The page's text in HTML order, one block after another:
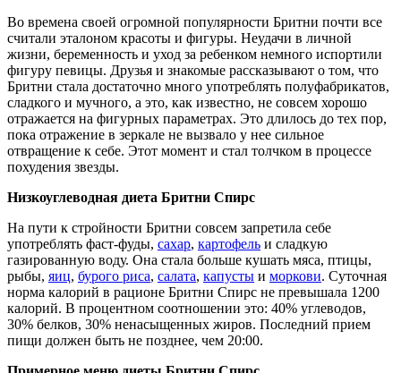
Во времена своей огромной популярности Бритни почти все
считали эталоном красоты и фигуры. Неудачи в личной
жизни, беременность и уход за ребенком немного испортили
фигуру певицы. Друзья и знакомые рассказывают о том, что
Бритни стала достаточно много употреблять полуфабрикатов,
сладкого и мучного, а это, как известно, не совсем хорошо
отражается на фигурных параметрах. Это длилось до тех пор,
пока отражение в зеркале не вызвало у нее сильное
отвращение к себе. Этот момент и стал толчком в процессе
похудения звезды.
Низкоуглеводная диета Бритни Спирс
На пути к стройности Бритни совсем запретила себе
употреблять фаст-фуды, сахар, картофель и сладкую
газированную воду. Она стала больше кушать мяса, птицы,
рыбы, яиц, бурого риса, салата, капусты и моркови. Суточная
норма калорий в рационе Бритни Спирс не превышала 1200
калорий. В процентном соотношении это: 40% углеводов,
30% белков, 30% ненасыщенных жиров. Последний прием
пищи должен быть не позднее, чем 20:00.